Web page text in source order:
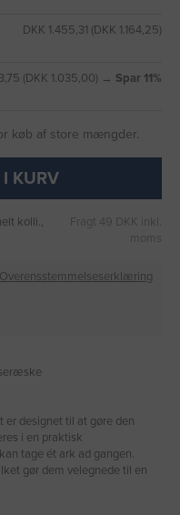
DKK 1.455,31 (DKK 1.164,25)
(DKK 1.035,00) → Spar 11%
køb af store mængder.
KURV
kolli.,
Fragt 49 DKK inkl.
moms
Overensstemmelseserklæring
er designet til at gøre den
i en praktisk
tage ét ark ad gangen.
gør dem velegnede til en